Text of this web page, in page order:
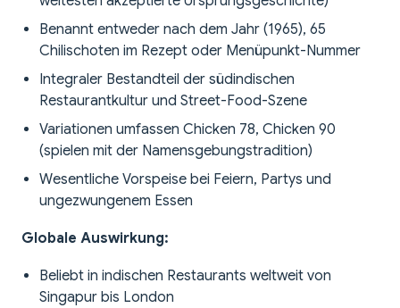
Benannt entweder nach dem Jahr (1965), 65
Chilischoten im Rezept oder Menüpunkt-Nummer
Integraler Bestandteil der südindischen
Restaurantkultur und Street-Food-Szene
Variationen umfassen Chicken 78, Chicken 90
(spielen mit der Namensgebungstradition)
Wesentliche Vorspeise bei Feiern, Partys und
ungezwungenem Essen
Globale Auswirkung:
Beliebt in indischen Restaurants weltweit von
Singapur bis London